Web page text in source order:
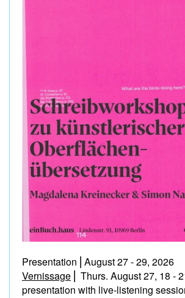
Presentation ⎢August 27 - 29, 2026
Vernissage ⎢ Thurs. August 27, 18 -
presentation with live-listening